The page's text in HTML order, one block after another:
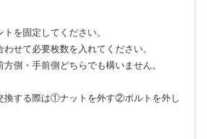
を固定してください。
せて必要枚数を入れてください。
側・手前側どちらでも構いません。
換する際は①ナットを外す②ボルトを外し